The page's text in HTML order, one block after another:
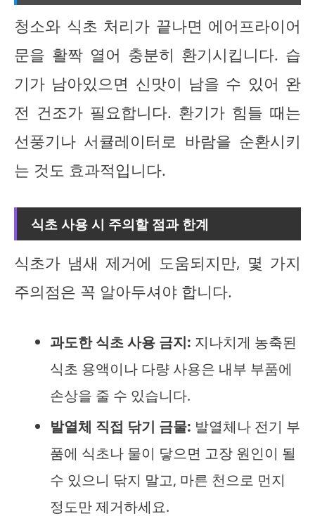
청소와 식초 처리가 끝나면 에어프라이어
문을 활짝 열어 충분히 환기시킵니다. 습
기가 남아있으면 신맛이 남을 수 있어 완
전 건조가 필요합니다. 환기가 힘들 때는
선풍기나 서큘레이터로 바람을 순환시키
는 것도 효과적입니다.
식초 사용 시 주의할 점과 한계
식초가 냄새 제거에 도움되지만, 몇 가지
주의점은 꼭 알아두셔야 합니다.
과도한 식초 사용 금지: 지나치게 농축된
식초 용액이나 다량 사용은 내부 부품에
손상을 줄 수 있습니다.
발열체 직접 닦기 금물: 발열체나 전기 부
품에 식초나 물이 닿으면 고장 원인이 될
수 있으니 닦지 말고, 마른 천으로 먼지
정도만 제거하세요.